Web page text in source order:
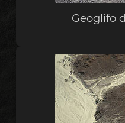
Geoglifo